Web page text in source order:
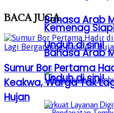
Bahasa Arab
Unduh di sini!
Kemenag
Bahasa Arab
Unduh di sini!
BACAJUGA
Sumur Bor Pertama
Keakwa, Warga Tak
Hujan